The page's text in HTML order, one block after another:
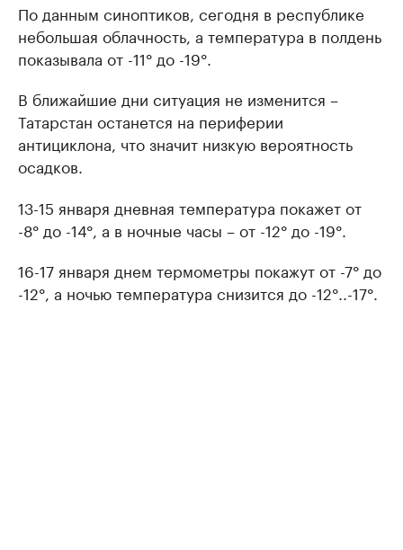
По данным синоптиков, сегодня в республике
небольшая облачность, а температура в полдень
показывала от -11° до -19°.
В ближайшие дни ситуация не изменится –
Татарстан останется на периферии
антициклона, что значит низкую вероятность
осадков.
13-15 января дневная температура покажет от
-8° до -14°, а в ночные часы – от -12° до -19°.
16-17 января днем термометры покажут от -7° до
-12°, а ночью температура снизится до -12°..-17°.